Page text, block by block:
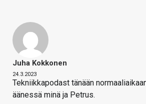
Juha Kokkonen
24.3.2023
Tekniikkapodast tänään
äänessä minä ja Petrus.